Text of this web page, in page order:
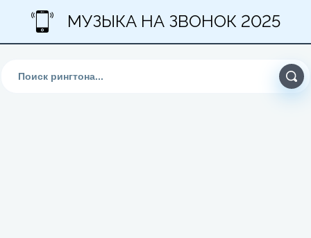
МУЗЫКА НА ЗВОНОК 2025